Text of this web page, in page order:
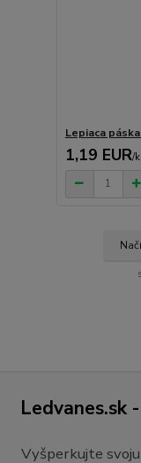
Lepiaca
1,19 EUR/
Ledvanes.sk
Vyšperkujte